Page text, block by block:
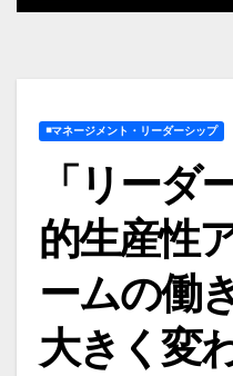
◾️マネージメント・リーダーシップ
「リーダ
的生産性
ームの働
大きく変